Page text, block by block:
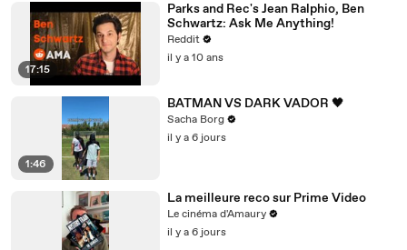
17:15
Parks and Rec's Jean Ralphio, Ben
Schwartz: Ask Me Anything!
Reddit
il y a 10 ans
1:46
BATMAN VS DARK VADOR 🖤
Sacha Borg
il y a 6 jours
La meilleure reco sur Prime Video
Le cinéma d'Amaury
il y a 6 jours